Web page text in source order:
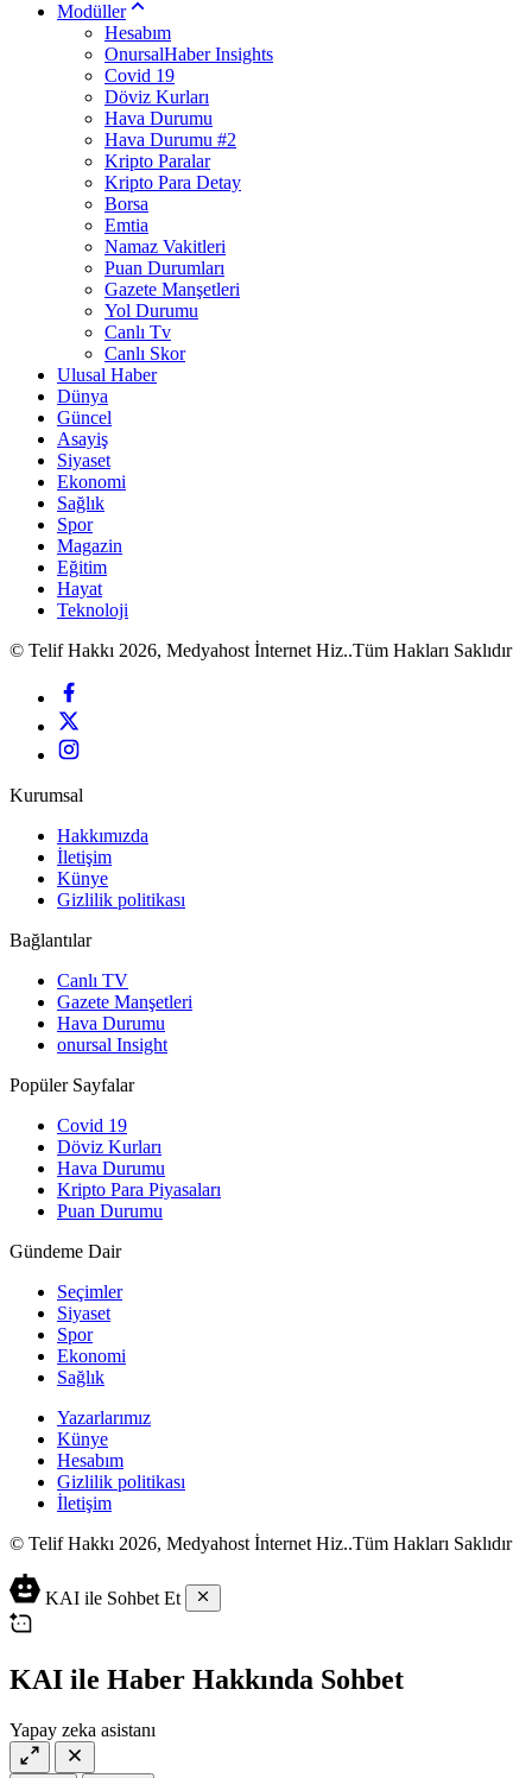
Modüller
Hesabım
OnursalHaber Insights
Covid 19
Döviz Kurları
Hava Durumu
Hava Durumu #2
Kripto Paralar
Kripto Para Detay
Borsa
Emtia
Namaz Vakitleri
Puan Durumları
Gazete Manşetleri
Yol Durumu
Canlı Tv
Canlı Skor
Ulusal Haber
Dünya
Güncel
Asayiş
Siyaset
Ekonomi
Sağlık
Spor
Magazin
Eğitim
Hayat
Teknoloji
© Telif Hakkı 2026, Medyahost İnternet Hiz..Tüm Hakları Saklıdır
Kurumsal
Hakkımızda
İletişim
Künye
Gizlilik politikası
Bağlantılar
Canlı TV
Gazete Manşetleri
Hava Durumu
onursal Insight
Popüler Sayfalar
Covid 19
Döviz Kurları
Hava Durumu
Kripto Para Piyasaları
Puan Durumu
Gündeme Dair
Seçimler
Siyaset
Spor
Ekonomi
Sağlık
Yazarlarımız
Künye
Hesabım
Gizlilik politikası
İletişim
© Telif Hakkı 2026, Medyahost İnternet Hiz..Tüm Hakları Saklıdır
casino
siteleri
casino
2023
lordcasino
canlı
casino
siteleri
iyi
casino
vdcasino
vdcasino
ev
yapımı
salça
KAI ile Sohbet Et
KAI ile Haber Hakkında Sohbet
Yapay zeka asistanı